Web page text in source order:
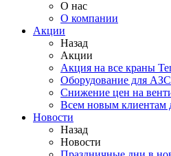
О нас
О компании
Акции
Назад
Акции
Акция на все краны
Оборудование для
Снижение цен на
Всем новым клиентам
Новости
Назад
Новости